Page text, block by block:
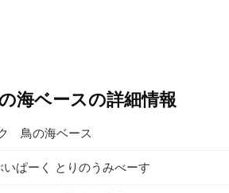
海ベースの詳細情報
鳥の海ベース
いぱーく とりのうみべーす